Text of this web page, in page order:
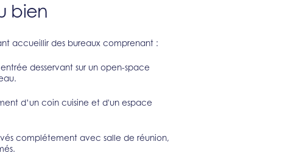
bien
accueillir des bureaux comprenant :
desservant sur un open-space
d’un coin cuisine et d'un espace
complétement avec salle de réunion,